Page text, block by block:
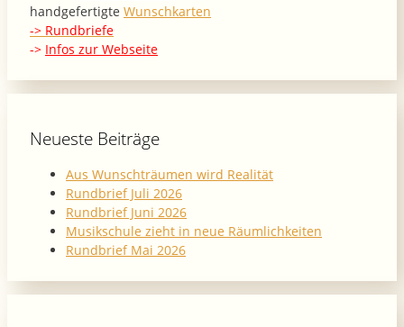
handgefertigte Wunschkarten
-> Rundbriefe
-> Infos zur Webseite
Neueste Beiträge
Aus Wunschträumen wird Realität
Rundbrief Juli 2026
Rundbrief Juni 2026
Musikschule zieht in neue Räumlichkeiten
Rundbrief Mai 2026